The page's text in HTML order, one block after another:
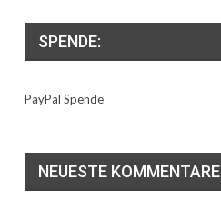
SPENDE:
PayPal Spende
NEUESTE KOMMENTARE